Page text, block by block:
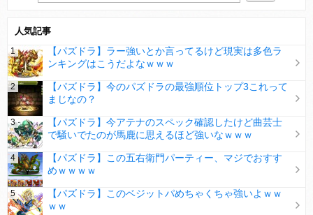
人気記事
【パズドラ】ラー強いとか言ってるけど現実は多色ラ
ンキングはこうだよなｗｗｗ
【パズドラ】今のパズドラの最強順位トップ3これって
まじなの？
【パズドラ】今アテナのスペック確認したけど曲芸士
で騒いでたのが馬鹿に思えるほど強いなｗｗｗ
【パズドラ】この五右衛門パーティー、マジでおすす
めｗｗｗｗ
【パズドラ】このベジットパめちゃくちゃ強いよｗｗ
ｗｗ